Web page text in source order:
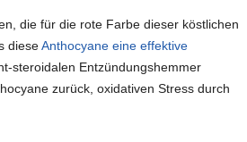
die für die rote Farbe dieser köstlichen
dieseAnthocyane eine effektive
steroidalen Entzündungshemmer
zurück, oxidativen Stress durch